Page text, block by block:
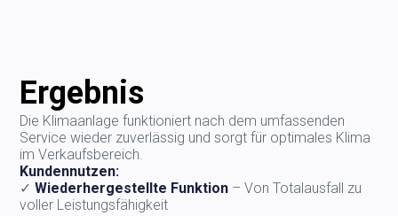
Ergebnis
Die Klimaanlage funktioniert nach dem umfassenden
Service wieder zuverlässig und sorgt für optimales Klima
im Verkaufsbereich.
Kundennutzen:
✓Wiederhergestellte Funktion – Von Totalausfall zu
voller Leistungsfähigkeit